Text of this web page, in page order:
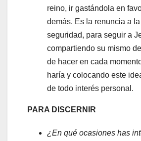
reino, ir gastándola en
demás. Es la renuncia a
seguridad, para seguir a
compartiendo su mismo
de hacer en cada
haría y colocando este
de todo interés personal.
PARA DISCERNIR
¿En qué ocasiones has